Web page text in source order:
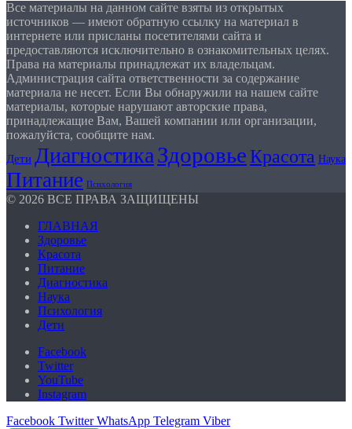
Все материалы на данном сайте взяты из открытых
источников — имеют обратную ссылку на материал в
интернете или присланы посетителями сайта и
предоставляются исключительно в ознакомительных целях.
Права на материалы принадлежат их владельцам.
Администрация сайта ответственности за содержание
материала не несет. Если Вы обнаружили на нашем сайте
материалы, которые нарушают авторские права,
принадлежащие Вам, Вашей компании или организации,
пожалуйста, сообщите нам.
Дети ДиагностикаЗдоровьеКрасота Наука
Питание Психология
© 2026 ВСЕ ПРАВА ЗАЩИЩЕНЫ
ГЛАВНАЯ
Здоровье
Красота
Питание
Диагностика
Наука
Психология
Дети
Facebook
Twitter
YouTube
Instagram
Facebook Twitter WhatsApp Telegram Viber